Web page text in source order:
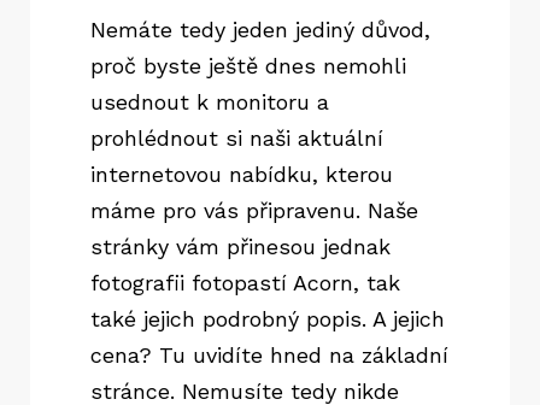
Nemáte tedy jeden jediný důvod,
proč byste ještě dnes nemohli
usednout k monitoru a
prohlédnout si naši aktuální
internetovou nabídku, kterou
máme pro vás připravenu. Naše
stránky vám přinesou jednak
fotografii fotopastí Acorn, tak
také jejich podrobný popis. A jejich
cena? Tu uvidíte hned na základní
stránce. Nemusíte tedy nikde